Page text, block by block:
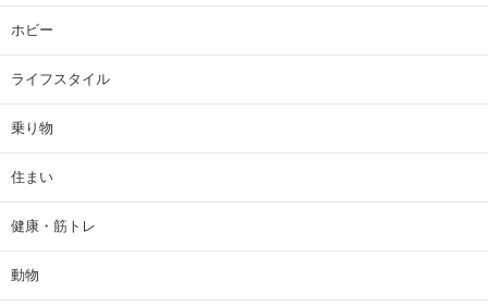
ホビー
ライフスタイル
乗り物
住まい
健康・筋トレ
動物